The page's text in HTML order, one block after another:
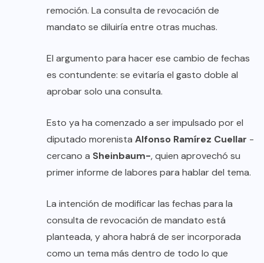
remoción. La consulta de revocación de
mandato se diluiría entre otras muchas.
El argumento para hacer ese cambio de fechas
es contundente: se evitaría el gasto doble al
aprobar solo una consulta.
Esto ya ha comenzado a ser impulsado por el
diputado morenista Alfonso Ramírez Cuellar -
cercano a Sheinbaum-, quien aprovechó su
primer informe de labores para hablar del tema.
La intención de modificar las fechas para la
consulta de revocación de mandato está
planteada, y ahora habrá de ser incorporada
como un tema más dentro de todo lo que